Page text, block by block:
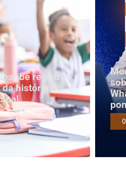
registra
história do